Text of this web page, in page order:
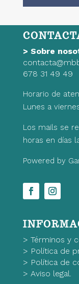
> Sobre
678 31 49 49
Horario de
Lunes a
Los mails se
horas en días
Powered by
> Términos y
> Política de
> Política de
> Aviso legal.